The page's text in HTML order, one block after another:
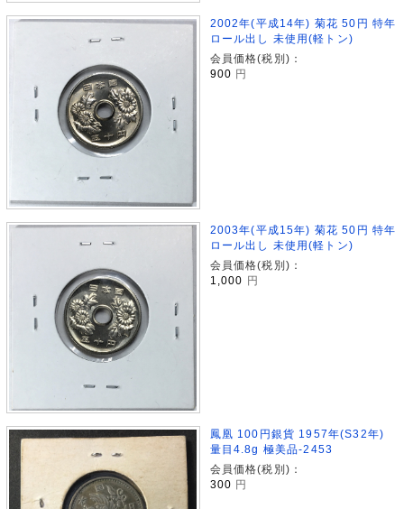
2002年(平成14年) 菊花 50円 特年
ロール出し 未使用(軽トン)
会員価格(税別)：
900 円
2003年(平成15年) 菊花 50円 特年
ロール出し 未使用(軽トン)
会員価格(税別)：
1,000
円
鳳凰 100円銀貨 1957年(S32年)
量目4.8g 極美品-2453
会員価格(税別)：
300 円